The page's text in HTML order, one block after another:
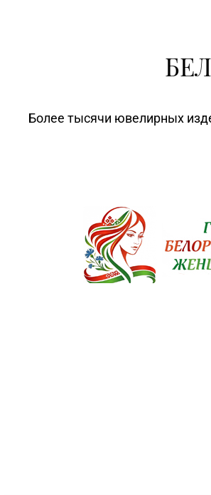
Более тысячи ювелирных